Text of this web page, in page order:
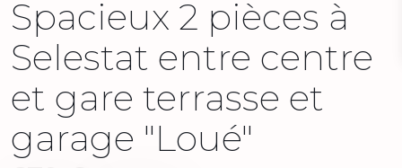
Spacieux 2 pièces à
Selestat entre centre
et gare terrasse et
garage "Loué"